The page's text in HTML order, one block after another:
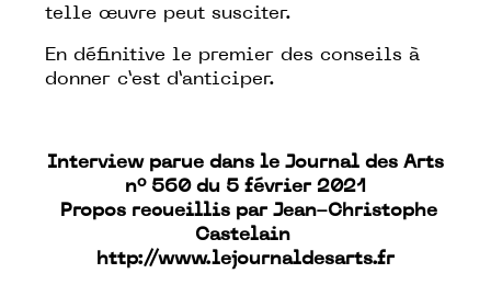
telle œuvre peut susciter.
En définitive le premier des conseils à
donner c’est d’anticiper.
Interview parue dans le Journal des Arts
n° 560 du 5 février 2021
Propos recueillis par Jean-Christophe
Castelain
http://​www.lejournaldesarts.fr